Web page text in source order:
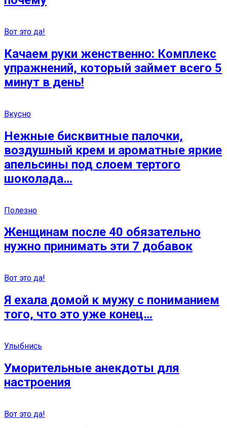
Вот это да!
Качаем руки женственно: Комплекс
упражнений, который займет всего 5
минут в день!
Вкусно
Нежные бисквитные палочки,
воздушный крем и ароматные яркие
апельсины под слоем тертого
шоколада…
Полезно
Женщинам после 40 обязательно
нужно принимать эти 7 добавок
Вот это да!
Я ехала домой к мужу с пониманием
того, что это уже конец…
Улыбнись
Уморительные анекдоты для
настроения
Вот это да!